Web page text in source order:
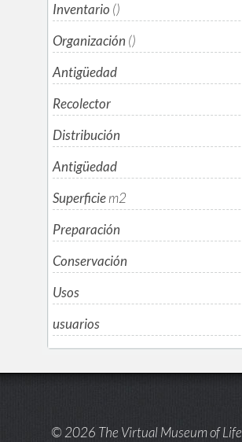
Inventario ()
Organización ()
Antigüedad
Recolector
Distribución
Antigüedad
Superficiem2
Preparación
Conservación
Usos
usuarios
© 2026 The Virtual Museum of Life